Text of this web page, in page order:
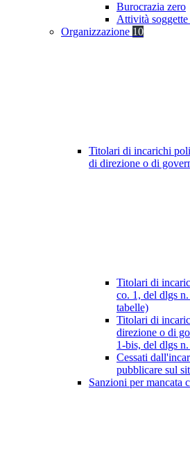
Burocrazia zero
Attività
Organizzazione 10
Titolari di incarichi
di direzione o di
Titolari di
co. 1, del dlgs
tabelle)
Titolari di
direzione o di
1-bis, del dlgs
Cessati
pubblicare sul
Sanzioni per mancata